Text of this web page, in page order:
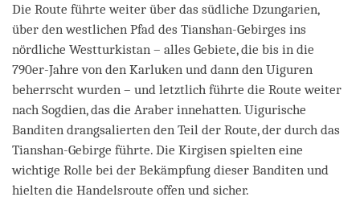
Die Route führte weiter über das südliche Dzungarien,
über den westlichen Pfad des Tianshan-Gebirges ins
nördliche Westturkistan – alles Gebiete, die bis in die
790er-Jahre von den Karluken und dann den Uiguren
beherrscht wurden – und letztlich führte die Route weiter
nach Sogdien, das die Araber innehatten. Uigurische
Banditen drangsalierten den Teil der Route, der durch das
Tianshan-Gebirge führte. Die Kirgisen spielten eine
wichtige Rolle bei der Bekämpfung dieser Banditen und
hielten die Handelsroute offen und sicher.